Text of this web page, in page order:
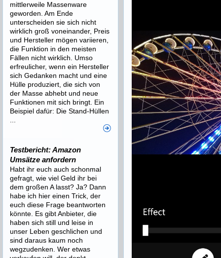
mittlerweile Massenware
geworden. Am Ende
unterscheiden sie sich nicht
wirklich groß voneinander, Preis
und Hersteller mögen variieren,
die Funktion in den meisten
Fällen nicht wirklich. Umso
erfreulicher, wenn ein Hersteller
sich Gedanken macht und eine
Hülle produziert, die sich von
der Masse abhebt und neue
Funktionen mit sich bringt. Ein
Beispiel dafür: Die Stand-Hüllen
Testbericht: Amazon
Umsätze anfordern
Habt ihr euch auch schonmal
gefragt, wie viel Geld ihr bei
dem großen A lasst? Ja? Dann
habe ich hier einen Trick, der
euch diese Frage beantworten
könnte. Es gibt Anbieter, die
haben sich still und leise in
unser Leben geschlichen und
sind daraus kaum noch
wegzudenken. Wer etwas